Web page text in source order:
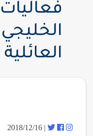
العائلية
| 2018/12/16